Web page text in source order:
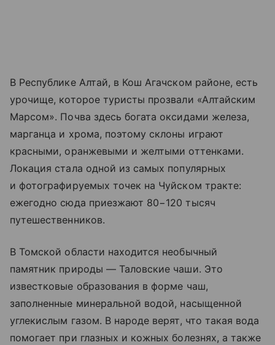
В Республике Алтай, в Кош Агачском районе, есть
урочище, которое туристы прозвали «Алтайским
Марсом». Почва здесь богата оксидами железа,
марганца и хрома, поэтому склоны играют
красными, оранжевыми и желтыми оттенками.
Локация стала одной из самых популярных
и фотографируемых точек на Чуйском тракте:
ежегодно сюда приезжают 80−120 тысяч
путешественников.
В Томской области находится необычный
памятник природы — Таловские чаши. Это
известковые образования в форме чаш,
заполненные минеральной водой, насыщенной
углекислым газом. В народе верят, что такая вода
помогает при глазных и кожных болезнях, а также